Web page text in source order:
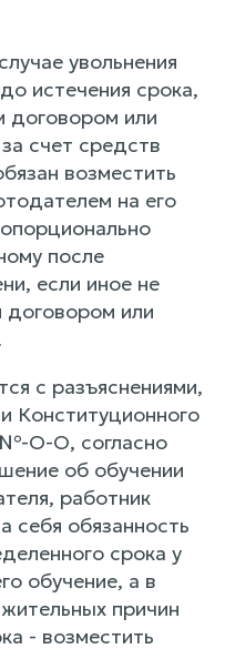
увольнения
истечения срока,
договором или
счет средств
возместить
на его
после
если иное не
или
с разъяснениями,
Конституционного
О-О, согласно
об обучении
работник
себя обязанность
срока у
обучение, а в
причин
- возместить